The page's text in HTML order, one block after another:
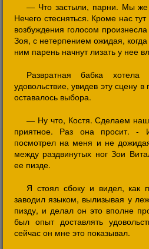
— Что застыли, парни. Мы же
Нечего стесняться. Кроме нас
возбуждения голосом
Зоя, с нетерпением ожидая,
ним парень начнут лизать у нее
Развратная бабка хотела
удовольствие, увидев эту сцену
оставалось выбора.
— Ну что, Костя. Сделаем
приятное. Раз она просит. -
посмотрел на меня и не
между раздвинутых ног Зои
ее пизде.
Я стоял сбоку и видел, как
заводил языком, вылизывая у
пизду, и делал он это вполне
был опыт доставлять
сейчас он мне это показывал.